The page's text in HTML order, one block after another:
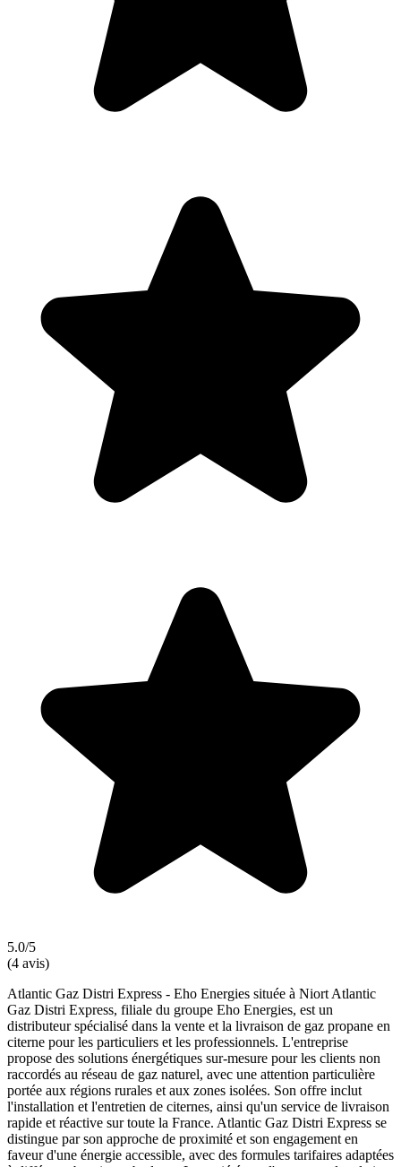
5.0/5
(4 avis)
Atlantic Gaz Distri Express - Eho Energies située à Niort Atlantic
Gaz Distri Express, filiale du groupe Eho Energies, est un
distributeur spécialisé dans la vente et la livraison de gaz propane en
citerne pour les particuliers et les professionnels. L'entreprise
propose des solutions énergétiques sur-mesure pour les clients non
raccordés au réseau de gaz naturel, avec une attention particulière
portée aux régions rurales et aux zones isolées. Son offre inclut
l'installation et l'entretien de citernes, ainsi qu'un service de livraison
rapide et réactive sur toute la France. Atlantic Gaz Distri Express se
distingue par son approche de proximité et son engagement en
faveur d'une énergie accessible, avec des formules tarifaires adaptées